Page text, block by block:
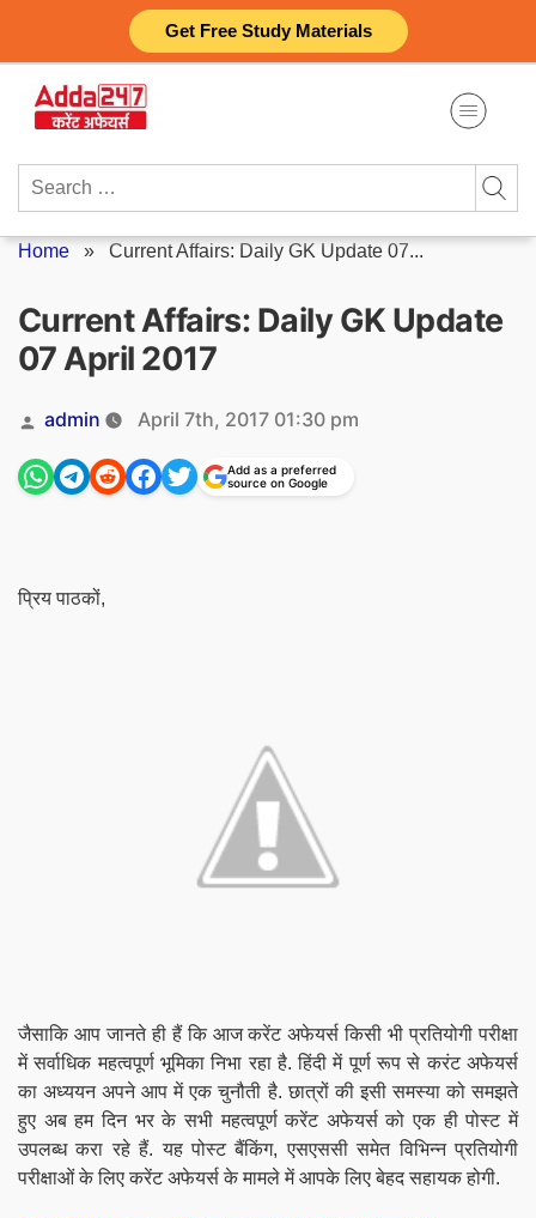
Get Free Study Materials
content
Search
Home » Current Affairs: Daily GK Update 07...
Current Affairs: Daily GK Update
07 April 2017
Posted
by
admin April 7th, 2017 01:30 pm
Add as a preferred
source on Google
प्रिय पाठकों,
जैसाकि आप जानते ही हैं कि आज करेंट अफेयर्स किसी भी प्रतियोगी परीक्षा
में सर्वाधिक महत्वपूर्ण भूमिका निभा रहा है. हिंदी में पूर्ण रूप से करंट अफेयर्स
का अध्ययन अपने आप में एक चुनौती है. छात्रों की इसी समस्या को समझते
हुए अब हम दिन भर के सभी महत्वपूर्ण करेंट अफेयर्स को एक ही पोस्ट में
उपलब्ध करा रहे हैं. यह पोस्ट बैंकिंग, एसएससी समेत विभिन्न प्रतियोगी
परीक्षाओं के लिए करेंट अफेयर्स के मामले में आपके लिए बेहद सहायक होगी.